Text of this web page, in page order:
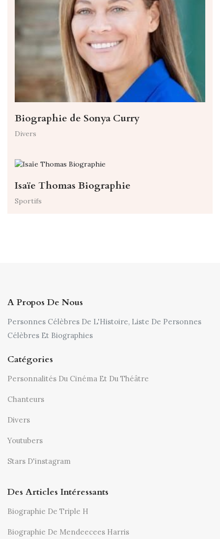
Biographie de Sonya Curry
Divers
Isaïe Thomas Biographie
Sportifs
A Propos De Nous
Personnes Célèbres De L'Histoire, Liste De Personnes
Célèbres Et Biographies
Catégories
Personnalités Du Cinéma Et Du Théâtre
Chanteurs
Divers
Youtubers
Stars D'instagram
Des Articles Intéressants
Biographie De Triple H
Biographie De Mendeecees Harris